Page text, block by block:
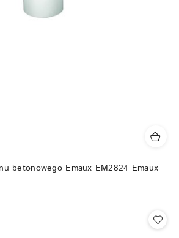
betonowego Emaux EM2824 Emaux